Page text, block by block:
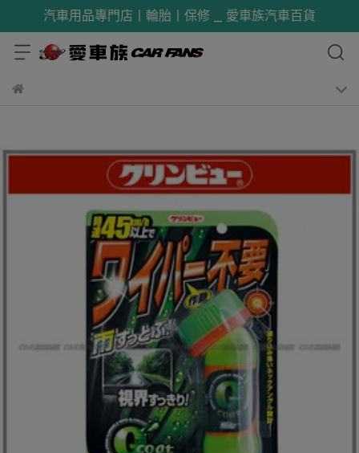
汽車用品專門店丨輪胎丨保修 _ 愛車族汽車百貨